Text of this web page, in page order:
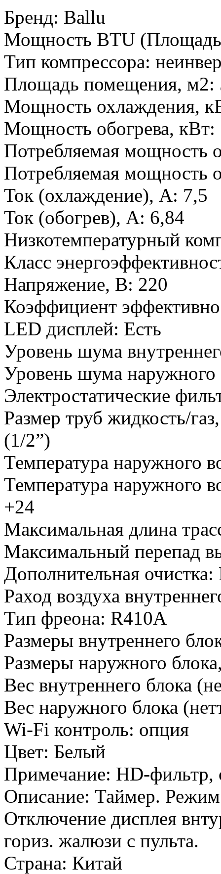
Бренд: Ballu
Мощность BTU
Тип компрессора:
Площадь помещения, м2:
Мощность охлаждения,
Мощность обогрева, кВт:
Потребляемая мощность
Потребляемая мощность
Ток (охлаждение), А: 7,5
Ток (обогрев), А: 6,84
Низкотемпературный
Класс
Напряжение, В: 220
Коэффициент
LED дисплей: Есть
Уровень шума
Уровень шума наружного
Электростатические
Размер труб жидкость/
(1/2”)
Температура наружного
Температура наружного
+24
Максимальная длина
Максимальный перепад
Дополнительная очистка:
Раход воздуха
Тип фреона: R410A
Размеры внутреннего
Размеры наружного
Вес внутреннего блока
Вес наружного блока
Wi-Fi контроль: опция
Цвет: Белый
Примечание: HD-фильтр,
Описание: Таймер.
Отключение дисплея
гориз. жалюзи с пульта.
Страна: Китай